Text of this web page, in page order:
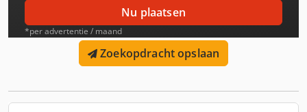
Nu plaatsen
*per advertentie / maand
Zoekopdracht opslaan